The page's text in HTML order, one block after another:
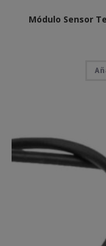
Módulo Sensor